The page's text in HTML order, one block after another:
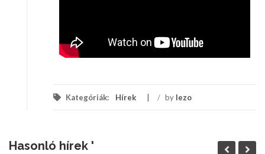
Kategóriák: Hírek / by lezo
Hasonló hírek '